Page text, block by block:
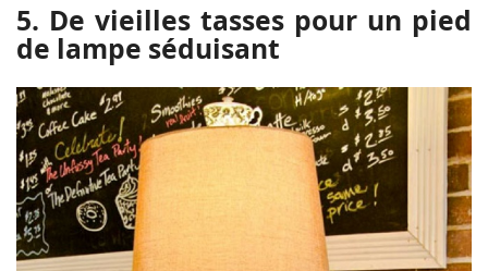
5. De vieilles tasses pour un pied
de lampe séduisant